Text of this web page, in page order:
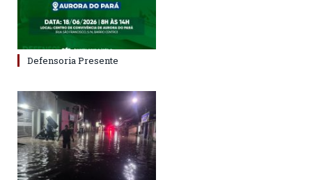
Defensoria Presente